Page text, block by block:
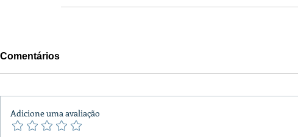
Comentários
Adicione uma avaliação